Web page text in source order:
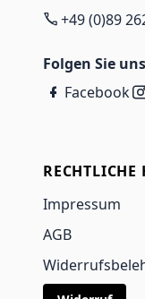
+49 (0)89
Folgen Sie
Facebook
RECHTLICHE
Impressum
AGB